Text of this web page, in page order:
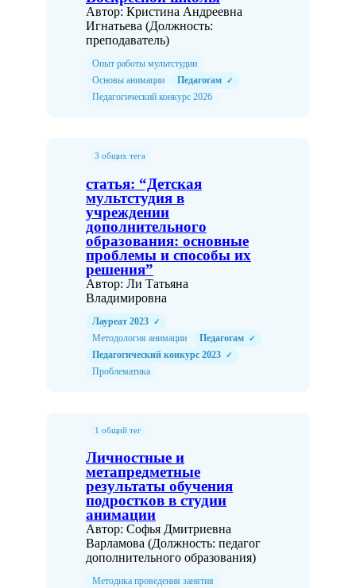
Автор: Кристина Андреевна
Игнатьева (Должность:
преподаватель)
Опыт работы мультстудии
Основы анимации
Педагогам ✓
Педагогический конкурс 2026
3 общих тега
статья: “Детская
мультстудия в
учреждении
дополнительного
образования: основные
проблемы и способы их
решения”
Автор: Ли Татьяна
Владимировна
Лауреат 2023 ✓
Методология анимации Педагогам ✓
Педагогический конкурс 2023 ✓
Проблематика
1 общий тег
Личностные и
метапредметные
результаты обучения
подростков в студии
анимации
Автор: Софья Дмитриевна
Варламова (Должность: педагог
дополнительного образования)
Методика проведения занятия